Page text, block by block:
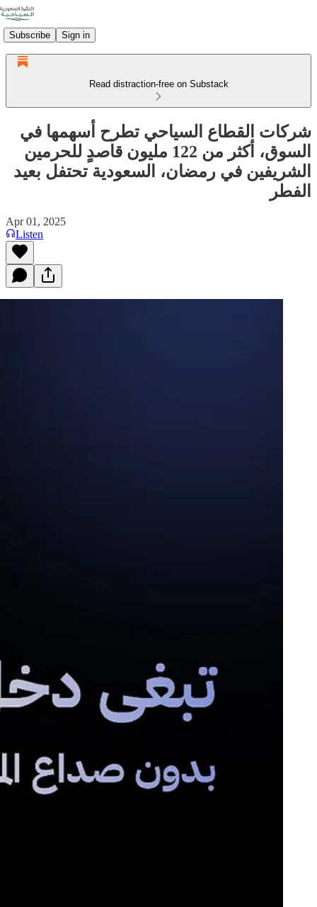
Subscribe Sign in
Read distraction-free on Substack
شركات القطاع السياحي تطرح أسهمها في
السوق، أكثر من 122 مليون قاصدٍ للحرمين
الشريفين في رمضان، السعودية تحتفل بعيد
الفطر
Apr 01, 2025
Listen